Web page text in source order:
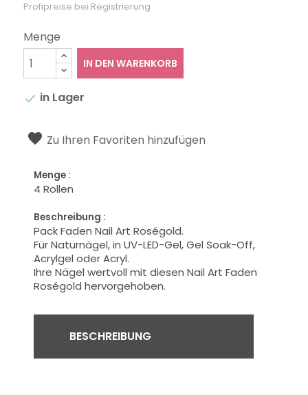
Profipreise bei Registrierung
Menge
IN DEN WARENKORB
 in Lager
Zu Ihren Favoriten hinzufügen
Menge :
4 Rollen
Beschreibung :
Pack Faden Nail Art Roségold.
Für Naturnägel, in UV-LED-Gel, Gel Soak-Off,
Acrylgel oder Acryl.
Ihre Nägel wertvoll mit diesen Nail Art Faden
Roségold hervorgehoben.
BESCHREIBUNG